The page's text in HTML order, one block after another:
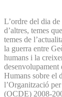
L’ordre del dia
d’altres, temes
temes de
la guerra entre
humans i la
Humans sobre el
l’Organització
(OCDE) 2008-